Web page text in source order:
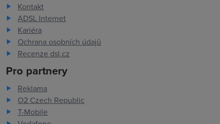
Kontakt
ADSL Internet
Kariéra
Ochrana osobních údajů
Recenze dsl.cz
Pro partnery
Reklama
O2 Czech Republic
T-Mobile